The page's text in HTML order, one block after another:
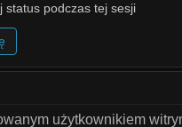
status podczas tej sesji
użytkownikiem